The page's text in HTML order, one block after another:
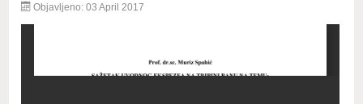
Objavljeno: 03 April 2017